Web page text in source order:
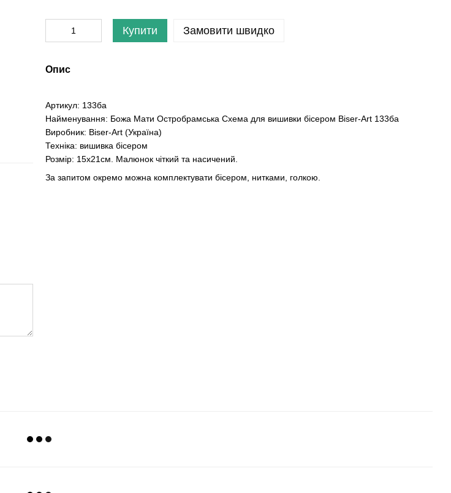
Купити Замовити швидко
Опис
Артикул: 133ба
Найменування: Божа Мати Остробрамська Схема для вишивки бісером Biser-Art 133ба
Виробник: Biser-Art (Україна)
Техніка: вишивка бісером
Розмір: 15х21см. Малюнок чіткий та насичений.
За запитом окремо можна комплектувати бісером, нитками, голкою.